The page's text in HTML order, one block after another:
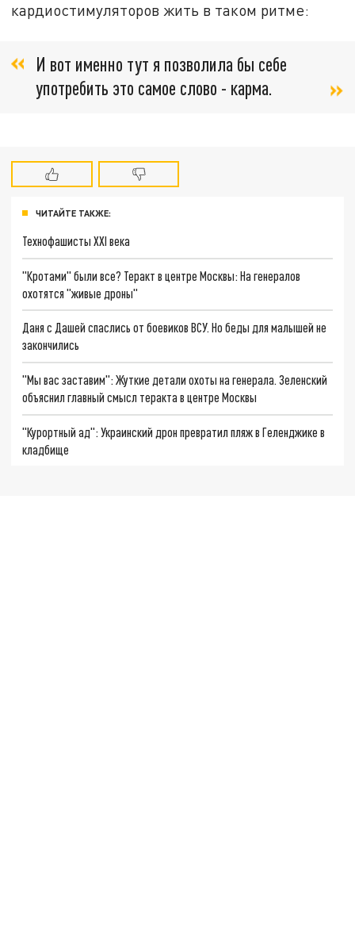
кардиостимуляторов жить в таком ритме:
И вот именно тут я позволила бы себе
употребить это самое слово - карма.
ЧИТАЙТЕ ТАКЖЕ:
Технофашисты XXI века
"Кротами" были все? Теракт в центре Москвы: На генералов
охотятся "живые дроны"
Даня с Дашей спаслись от боевиков ВСУ. Но беды для малышей не
закончились
"Мы вас заставим": Жуткие детали охоты на генерала. Зеленский
объяснил главный смысл теракта в центре Москвы
"Курортный ад": Украинский дрон превратил пляж в Геленджике в
кладбище